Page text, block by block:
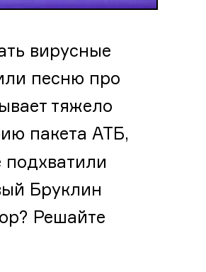
вирусные
песню про
тяжело
пакета АТБ,
подхватили
Бруклин
Решайте